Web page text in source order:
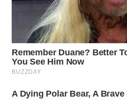
WN
KEPULAUAN
SERIBU
WN
TANGERANG
WN